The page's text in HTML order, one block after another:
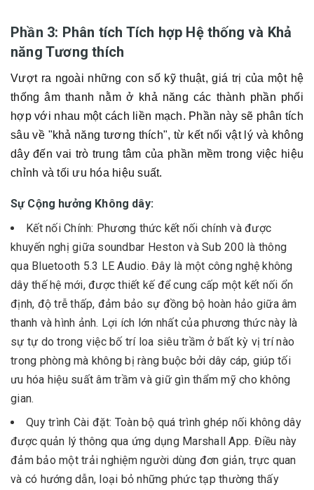
Phần 3: Phân tích Tích hợp Hệ thống và Khả
năng Tương thích
Vượt ra ngoài những con số kỹ thuật, giá trị của một hệ
thống âm thanh nằm ở khả năng các thành phần phối
hợp với nhau một cách liền mạch. Phần này sẽ phân tích
sâu về "khả năng tương thích", từ kết nối vật lý và không
dây đến vai trò trung tâm của phần mềm trong việc hiệu
chỉnh và tối ưu hóa hiệu suất.
Sự Cộng hưởng Không dây:
Kết nối Chính: Phương thức kết nối chính và được
khuyến nghị giữa soundbar Heston và Sub 200 là thông
qua Bluetooth 5.3 LE Audio. Đây là một công nghệ không
dây thế hệ mới, được thiết kế để cung cấp một kết nối ổn
định, độ trễ thấp, đảm bảo sự đồng bộ hoàn hảo giữa âm
thanh và hình ảnh. Lợi ích lớn nhất của phương thức này là
sự tự do trong việc bố trí loa siêu trầm ở bất kỳ vị trí nào
trong phòng mà không bị ràng buộc bởi dây cáp, giúp tối
ưu hóa hiệu suất âm trầm và giữ gìn thẩm mỹ cho không
gian.
Quy trình Cài đặt: Toàn bộ quá trình ghép nối không dây
được quản lý thông qua ứng dụng Marshall App. Điều này
đảm bảo một trải nghiệm người dùng đơn giản, trực quan
và có hướng dẫn, loại bỏ những phức tạp thường thấy